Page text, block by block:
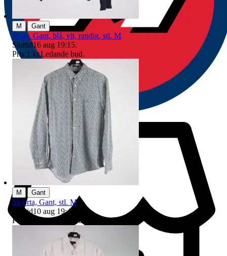
M | Gant
Tröja, Gant, blå, vit, randig, stl. M
Sluttid16 aug 19:15.
Pris:1 kr,Ledande bud.
M Gant
Skjorta, Gant, stl. M
Sluttid10 aug 19:48
Pris:
27 kr,Ledande bud